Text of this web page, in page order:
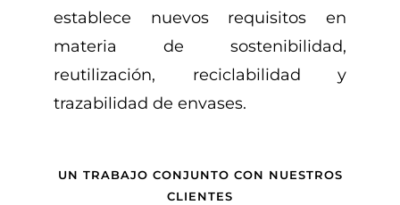
establece nuevos requisitos en
materia de sostenibilidad,
reutilización, reciclabilidad y
trazabilidad de envases.
UN TRABAJO CONJUNTO CON NUESTROS
CLIENTES